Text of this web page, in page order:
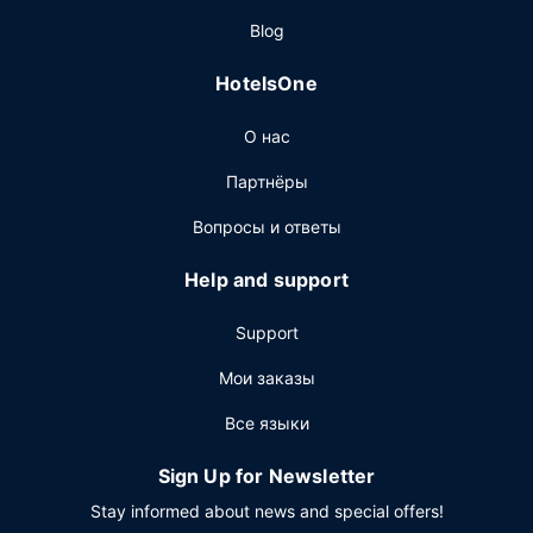
Study, обслуживающий гостей Morrison House Old Town
вечер в баре/лаунже. За отдельную плату
дням с 7:00 до 10:00, по выходным дням с 8:00 до
Для удобства гостей предоставляется следующее:
ускоренная регистрация при заезде, ускоренная
регистрация при отъезде и химчистка или прачечная.
мероприятие, отель предлагает вам пространство
площадью 186 кв. м, на котором расположены
Blog
HotelsOne
О нас
Партнёры
Вопросы и ответы
Help and support
Support
Мои заказы
Все языки
Sign Up for Newsletter
Stay informed about news and special offers!